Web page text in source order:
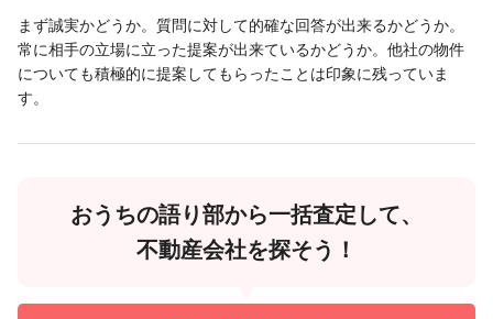
まず誠実かどうか。質問に対して的確な回答が出来るかどうか。
常に相手の立場に立った提案が出来ているかどうか。他社の物件
についても積極的に提案してもらったことは印象に残っていま
す。
おうちの語り部から一括査定して、
不動産会社を探そう！